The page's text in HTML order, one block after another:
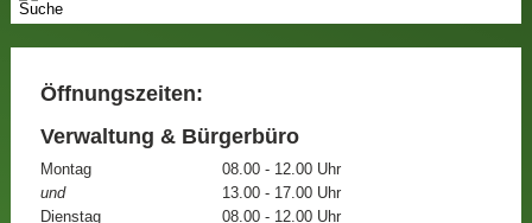
Öffnungszeiten:
Verwaltung & Bürgerbüro
Montag
08.00 - 12.00 Uhr
und
13.00 - 17.00 Uhr
Dienstag
08.00 - 12.00 Uhr